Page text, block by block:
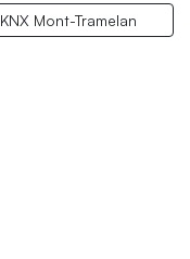
KNX Mont-Tramelan